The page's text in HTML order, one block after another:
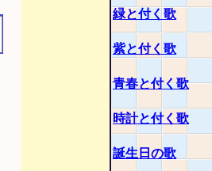
緑と付く歌
紫と付く歌
青春と付く歌
時計と付く歌
誕生日の歌